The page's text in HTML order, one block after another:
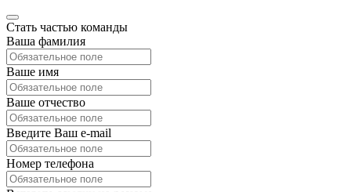
Стать частью команды
Ваша фамилия
Ваше имя
Ваше отчество
Введите Ваш e-mail
Номер телефона